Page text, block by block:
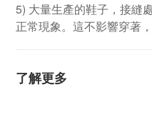
5) 大量生產的鞋子，接縫
正常現象。這不影響穿著
了解更多